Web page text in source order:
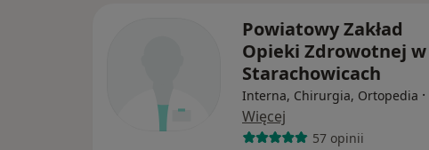
Powiatowy Zakład
Opieki Zdrowotnej w
Starachowicach
Interna, Chirurgia, Ortopedia ·
Więcej
57 opinii